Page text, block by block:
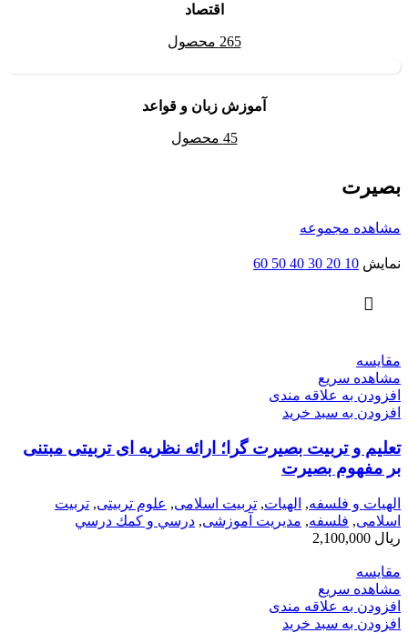
اقتصاد
265 محصول
آموزش زبان و قواعد
45 محصول
بصیرت
مشاهده مجموعه
نمایش 10
20
30
40
50
60
مقایسه
مشاهده سریع
افزودن به علاقه مندی
افزودن به سبد خرید
تعلیم و تربیت بصیرت گرا؛ ارائه نظریه ای تربیتی مبتنی
بر مفهوم بصیرت
الهیات و فلسفه, الهيات, تربیت اسلامی, علوم تربیتی, تربیت
اسلامی, فلسفه, مدیریت آموزشی, درسي و كمك درسي
ریال
مقایسه
مشاهده سریع
افزودن به علاقه مندی
افزودن به سبد خرید